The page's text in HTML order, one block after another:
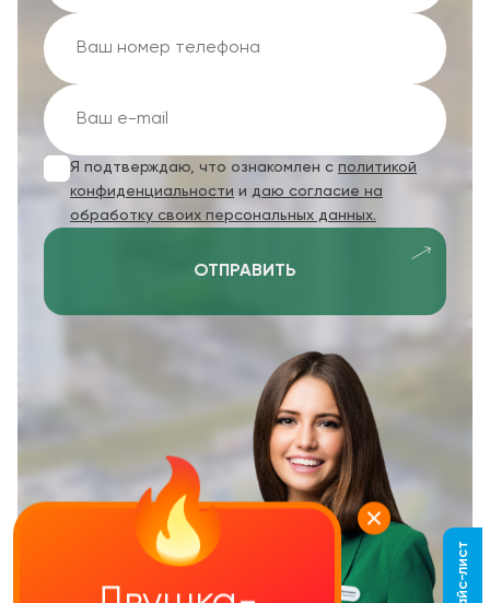
Я подтверждаю, что ознакомлен с политикой
конфиденциальности и даю согласие на
обработку своих персональных данных.
ОТПРАВИТЬ